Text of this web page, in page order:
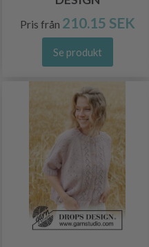
Pris från 210.15 SEK
Se produkt